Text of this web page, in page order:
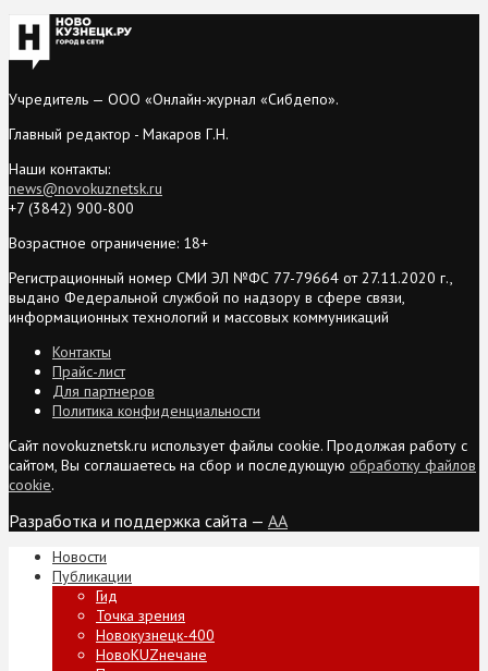
Учредитель — ООО «Онлайн-журнал «Сибдепо».
Главный редактор - Макаров Г.Н.
Наши контакты:
news@novokuznetsk.ru
+7 (3842) 900-800
Возрастное ограничение: 18+
Регистрационный номер СМИ ЭЛ №ФС 77-79664 от 27.11.2020 г.,
выдано Федеральной службой по надзору в сфере связи,
информационных технологий и массовых коммуникаций
Контакты
Прайс-лист
Для партнеров
Политика конфиденциальности
Сайт novokuznetsk.ru использует файлы cookie. Продолжая работу с
сайтом, Вы соглашаетесь на сбор и последующую обработку файлов
cookie.
Разработка и поддержка сайта — AA
Новости
Публикации
Гид
Точка зрения
Новокузнецк-400
НовоKUZнечане